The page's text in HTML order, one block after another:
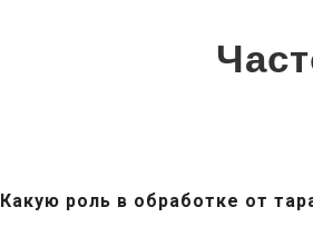
Какую роль в обработке от